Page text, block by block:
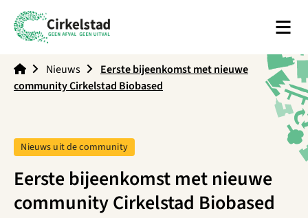
Menu
Nieuws
Eerste bijeenkomst met nieuwe
community Cirkelstad Biobased
Eerste bijeenkomst met nieuwe
community Cirkelstad Biobased
Tag:
Nieuws uit de community